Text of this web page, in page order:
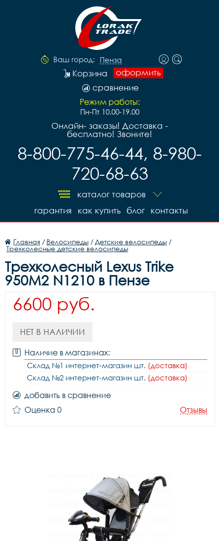
Ваш город: Пенза
оформить
Корзина
сравнение
Режим работы:
Пн-Пт 10.00-19.00
Онлайн- заказы! Доставка -
бесплатно! Звоните!
8-800-775-46-44, 8-980-
720-68-63
каталог товаров
контакты
блог
как купить
гарантия
Главная / Велосипеды / Детские велосипеды /
Трехколесные детские велосипеды
Трехколесный Lexus Trike
950M2 N1210 в Пензе
6600 руб.
НЕТ В НАЛИЧИИ
Наличие в магазинах:
Склад №1 интернет-магазин шт. (доставка)
Склад №2 интернет-магазин шт. (доставка)
добавить в сравнение
Оценка 0
Отзывы